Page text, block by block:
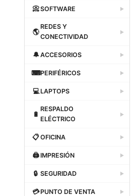
Dataland
📀SOFTWARE ▶
Dataland
🌎
REDES Y
CONECTIVIDAD
▶
Dataland
🔔 ACCESORIOS ▶
Dataland
⌨PERIFÉRICOS ▶
Dataland
💻LAPTOPS ▶
Dataland
🔋
RESPALDO
ELÉCTRICO
▶
Dataland
📋OFICINA ▶
Dataland
🖨IMPRESIÓN ▶
Dataland
🔒 SEGURIDAD ▶
Dataland
💳PUNTO DE VENTA ▶